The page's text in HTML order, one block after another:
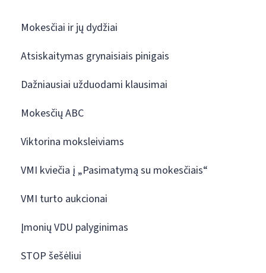
Mokesčiai ir jų dydžiai
Atsiskaitymas grynaisiais pinigais
Dažniausiai užduodami klausimai
Mokesčių ABC
Viktorina moksleiviams
VMI kviečia į „Pasimatymą su mokesčiais“
VMI turto aukcionai
Įmonių VDU palyginimas
STOP šešėliui